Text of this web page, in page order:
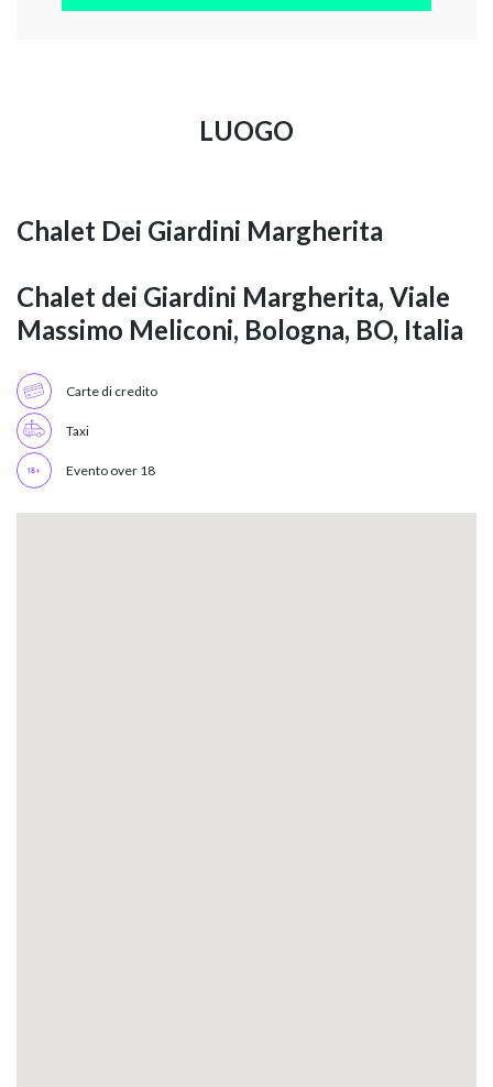
LUOGO
Chalet Dei Giardini Margherita
Chalet dei Giardini Margherita, Viale
Massimo Meliconi, Bologna, BO, Italia
Carte di credito
Taxi
Evento over 18